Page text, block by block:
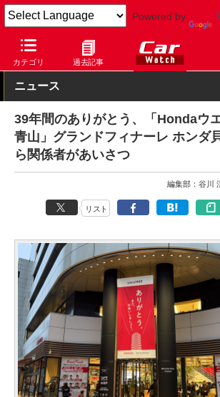
Powered by
カテゴリ 過去記事
Car Watch 自動車 ホンダ
ニュース
39年間のありがとう、「Hondaウ
青山」グランドフィナーレ ホンダ
ら関係者があいさつ
編集部：谷川
リスト